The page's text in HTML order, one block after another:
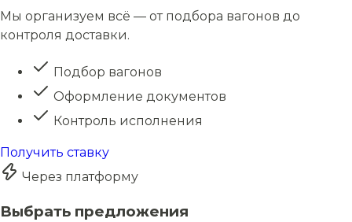
Мы организуем всё — от подбора вагонов до
контроля доставки.
Подбор вагонов
Оформление документов
Контроль исполнения
Получить ставку
Через платформу
Выбрать предложения